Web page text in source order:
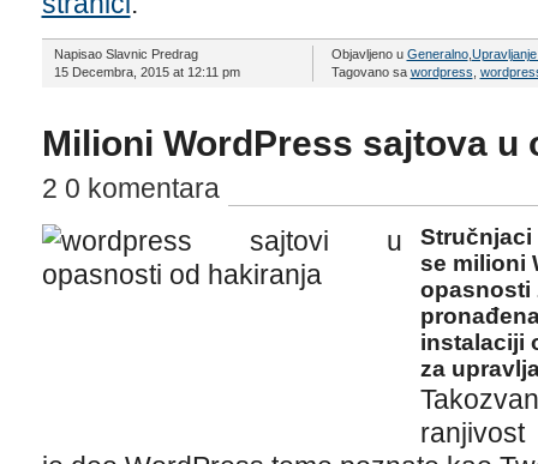
Napisao Slavnic Predrag
15 Decembra, 2015 at 12:11 pm
Objavljeno u Generalno,
Tagovano sa wordpress
Milioni WordPress sajtova u
2 0 komentara
Stručnjaci
se milioni
opasnosti
instalaciji
za